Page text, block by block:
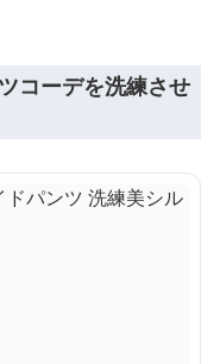
コーデを洗練させ